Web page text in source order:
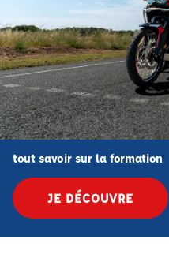
tout savoir sur la formation
JE DÉCOUVRE